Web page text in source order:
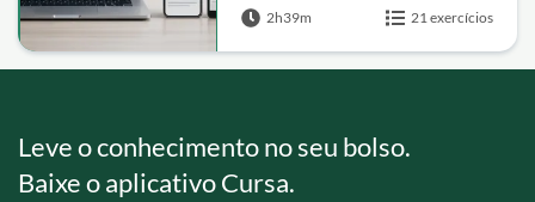
2h39m 21 exercícios
Leve o conhecimento no seu bolso.
Baixe o aplicativo Cursa.